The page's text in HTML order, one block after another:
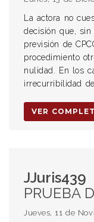
La actora no
decisión que,
previsión de
procedimiento
nulidad. En los
irrecurribilidad
VER
JJuris439
PRUEBA DOCUMENTAL. Solicitud de
Jueves, 11 de